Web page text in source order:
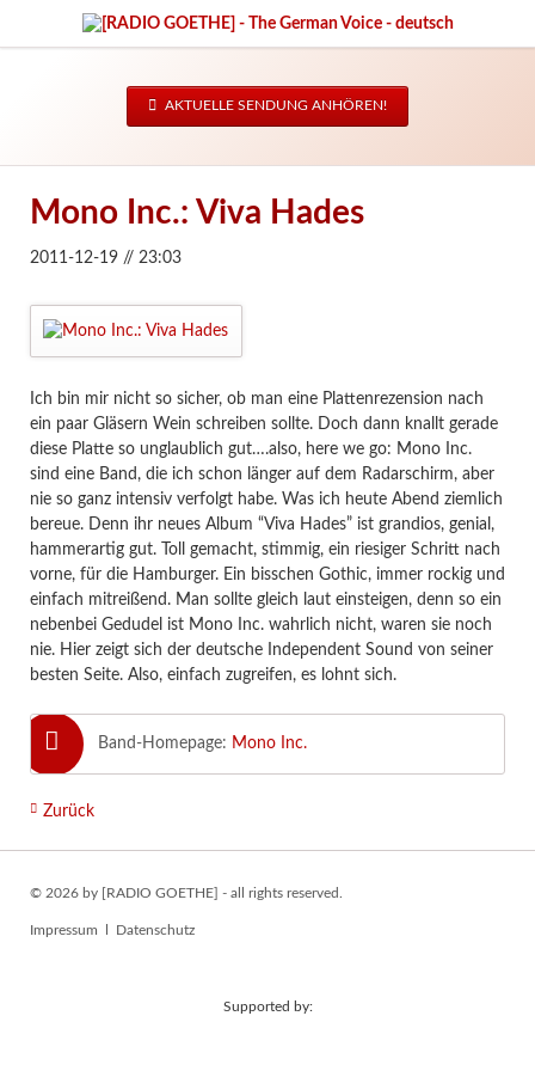
AKTUELLE SENDUNG ANHÖREN!
Mono Inc.: Viva Hades
2011-12-19 // 23:03
Ich bin mir nicht so sicher, ob man eine Plattenrezension nach
ein paar Gläsern Wein schreiben sollte. Doch dann knallt gerade
diese Platte so unglaublich gut….also, here we go: Mono Inc.
sind eine Band, die ich schon länger auf dem Radarschirm, aber
nie so ganz intensiv verfolgt habe. Was ich heute Abend ziemlich
bereue. Denn ihr neues Album “Viva Hades” ist grandios, genial,
hammerartig gut. Toll gemacht, stimmig, ein riesiger Schritt nach
vorne, für die Hamburger. Ein bisschen Gothic, immer rockig und
einfach mitreißend. Man sollte gleich laut einsteigen, denn so ein
nebenbei Gedudel ist Mono Inc. wahrlich nicht, waren sie noch
nie. Hier zeigt sich der deutsche Independent Sound von seiner
besten Seite. Also, einfach zugreifen, es lohnt sich.
Band-Homepage: Mono Inc.
Zurück
© 2026 by [RADIO GOETHE] - all rights reserved.
Navigation
Impressum Datenschutz
Supported by: